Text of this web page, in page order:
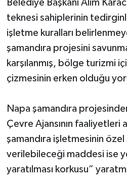
Belediye Başkanı Alim
teknesi sahiplerinin
işletme kuralları
şamandıra projesini
karşılanmış, bölge turizmi
çizmesinin erken olduğu
Napa şamandıra
Çevre Ajansının faaliyetleri
şamandıra işletmesinin
verilebileceği maddesi ise
yaratılması korkusu”